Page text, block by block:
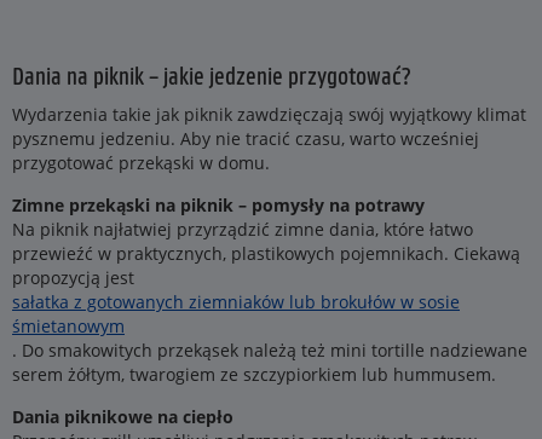
Dania na piknik – jakie jedzenie przygotować?
Wydarzenia takie jak piknik zawdzięczają swój wyjątkowy klimat
pysznemu jedzeniu. Aby nie tracić czasu, warto wcześniej
przygotować przekąski w domu.
Zimne przekąski na piknik – pomysły na potrawy
Na piknik najłatwiej przyrządzić zimne dania, które łatwo
przewieźć w praktycznych, plastikowych pojemnikach. Ciekawą
propozycją jest
sałatka z gotowanych ziemniaków lub brokułów w sosie
śmietanowym
. Do smakowitych przekąsek należą też mini tortille nadziewane
serem żółtym, twarogiem ze szczypiorkiem lub hummusem.
Dania piknikowe na ciepło